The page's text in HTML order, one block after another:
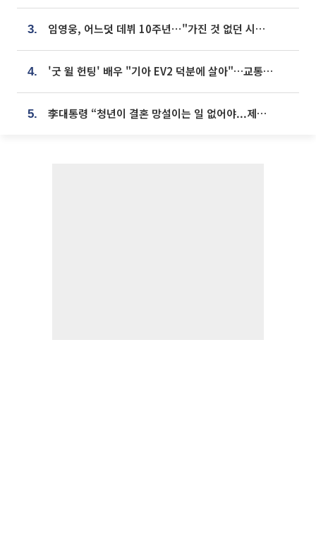
3. 임영웅, 어느덧 데뷔 10주년⋯"가진 것 없던 시절, 내 앞엔 20명의 팬뿐"
4. '굿 윌 헌팅' 배우 "기아 EV2 덕분에 살아"…교통사고 후 안전성 극찬
5. 李대통령 “청년이 결혼 망설이는 일 없어야...제도상 불이익 조사”